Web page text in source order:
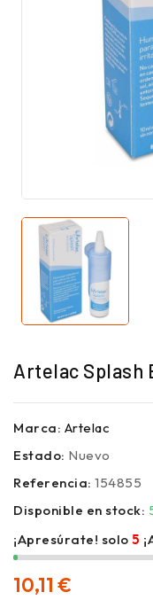
Artelac Splash
Marca: Artelac
Estado: Nuevo
Referencia: 154855
Disponible en stock:
¡Apresúrate! solo 5
10,11 €